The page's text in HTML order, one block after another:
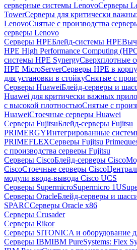
серверные системы LenovoСерверы
TowerСерверы для критически
LenovoСнятые с производства
серверы Lenovo
Серверы HPEБлейд-системы HPE
HPE High Performance Computing
системы HPE SynergyСверхплотные
HPE MicroServerСерверы HPE в
для установки в стойкуСнятые с
Серверы HuaweiБлейд-серверы и
Huawei для критически важных
с высокой плотностьюСнятые с
HuaweiСтоечные серверы Huawei
Серверы FujitsuБлейд-серверы Fujitsu
PRIMERGYИнтегрированные
PRIMEFLEXСерверы Fujitsu
с производства серверы Fujitsu
Серверы CiscoБлейд-серверы Cisco
CiscoСтоечные серверы Cisco
модули ввода-вывода Cisco UCS
Серверы SupermicroSupermicro 1U
Серверы OracleБлейд-серверы и
SPARCСерверы Oracle x86
Серверы Crusader
Серверы Rikor
Серверы SITONICA и оборудование
Серверы IBMIBM PureSystems: Flex